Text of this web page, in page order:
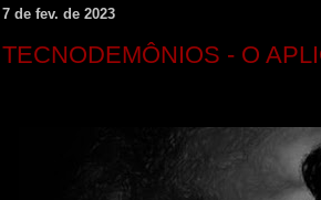
7 de fev. de 2023
TECNODEMÔNIOS - O